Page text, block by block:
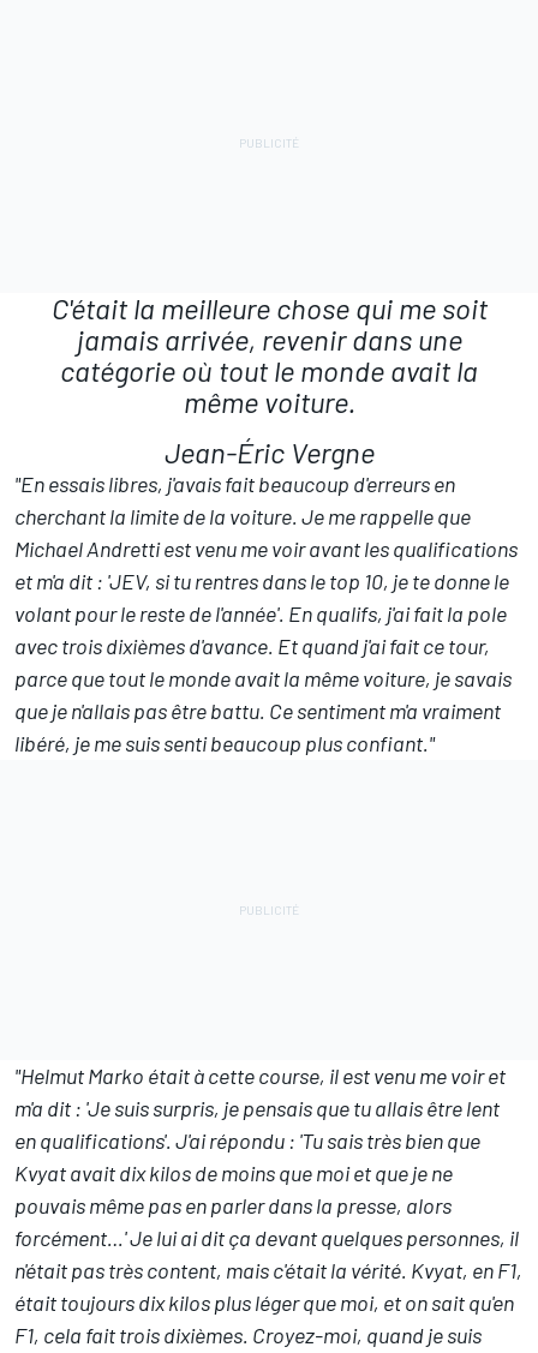
C'était la meilleure chose qui me soit
jamais arrivée, revenir dans une
catégorie où tout le monde avait la
même voiture.
Jean-Éric Vergne
"En essais libres, j'avais fait beaucoup d'erreurs en
cherchant la limite de la voiture. Je me rappelle que
Michael Andretti est venu me voir avant les qualifications
et m'a dit : 'JEV, si tu rentres dans le top 10, je te donne le
volant pour le reste de l'année'. En qualifs, j'ai fait la pole
avec trois dixièmes d'avance. Et quand j'ai fait ce tour,
parce que tout le monde avait la même voiture, je savais
que je n'allais pas être battu. Ce sentiment m'a vraiment
libéré, je me suis senti beaucoup plus confiant."
"Helmut Marko était à cette course, il est venu me voir et
m'a dit : 'Je suis surpris, je pensais que tu allais être lent
en qualifications'. J'ai répondu : 'Tu sais très bien que
Kvyat avait dix kilos de moins que moi et que je ne
pouvais même pas en parler dans la presse, alors
forcément…' Je lui ai dit ça devant quelques personnes, il
n'était pas très content, mais c'était la vérité. Kvyat, en F1,
était toujours dix kilos plus léger que moi, et on sait qu'en
F1, cela fait trois dixièmes. Croyez-moi, quand je suis